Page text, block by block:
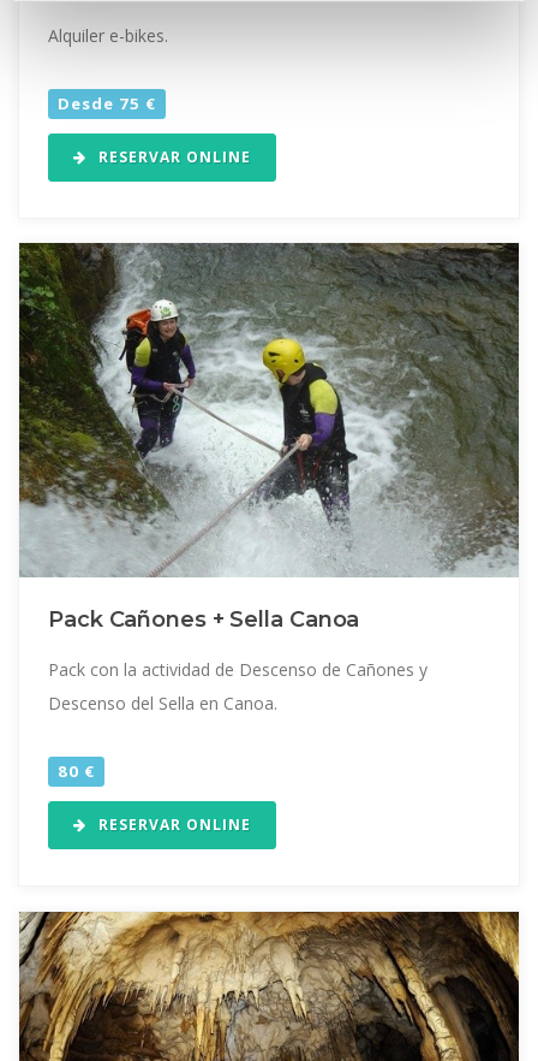
Alquiler e-bikes.
Desde 75 €
RESERVAR ONLINE
Pack Cañones + Sella Canoa
Pack con la actividad de Descenso de Cañones y
Descenso del Sella en Canoa.
80 €
RESERVAR ONLINE